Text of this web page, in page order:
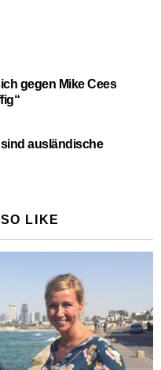
gegen Mike Cees
ausländische
LIKE